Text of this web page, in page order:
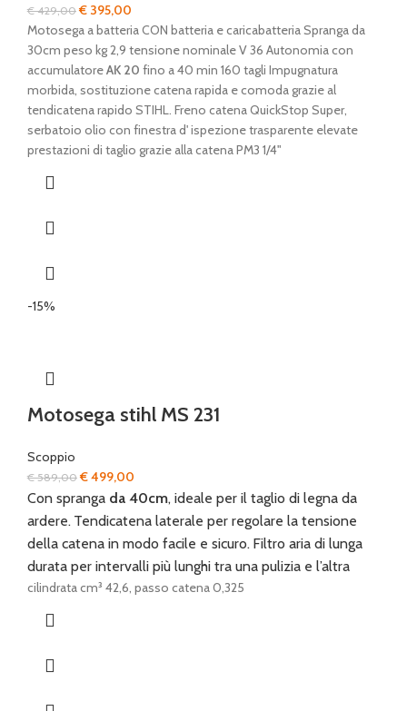
€429,00Il
prezzo
originale
era:
€ 429,00.
€ 395,00
prezzo
attuale
è:
€ 395,00.
Motosega a batteria CON batteria e caricabatteria Spranga da
30cm peso kg 2,9 tensione nominale V 36 Autonomia con
accumulatoreAK 20 fino a 40 min 160 tagli Impugnatura
morbida, sostituzione catena rapida e comoda grazie al
tendicatena rapido STIHL. Freno catena QuickStop Super,
serbatoio olio con finestra d' ispezione trasparente elevate
prestazioni di taglio grazie alla catena PM3 1/4"
-15%
Motosega stihl MS 231
Scoppio
€589,00Il
prezzo
originale
€499,00
prezzo
attuale
Con spranga da 40cm, ideale per il taglio di legna da
ardere. Tendicatena laterale per regolare la tensione
della catena in modo facile e sicuro. Filtro aria di lunga
durata per intervalli più lunghi tra una pulizia e l’altra
cilindrata cm³ 42,6, passo catena 0,325